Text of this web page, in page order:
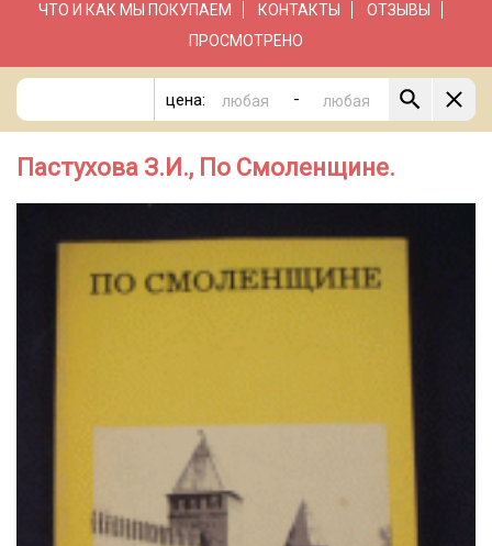
ЧТО И КАК МЫ ПОКУПАЕМ
КОНТАКТЫ
ОТЗЫВЫ
ПРОСМОТРЕНО
цена: -
Пастухова З.И., По Смоленщине.